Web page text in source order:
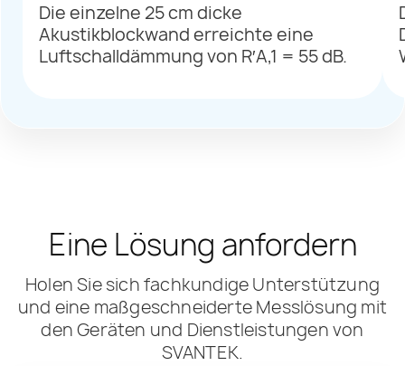
Die einzelne 25 cm dicke
Akustikblockwand erreichte eine
Luftschalldämmung von R′A,1 = 55 dB.
Eine Lösung anfordern
Holen Sie sich fachkundige Unterstützung
und eine maßgeschneiderte Messlösung mit
den Geräten und Dienstleistungen von
SVANTEK.